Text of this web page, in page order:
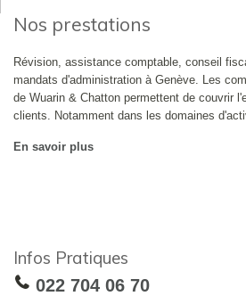
Nos prestations
Révision, assistance comptable, conseil
mandats d'administration à Genève. Les
de Wuarin & Chatton permettent de couvrir
clients. Notamment dans les domaines
En savoir plus
Infos Pratiques
022 704 06 70